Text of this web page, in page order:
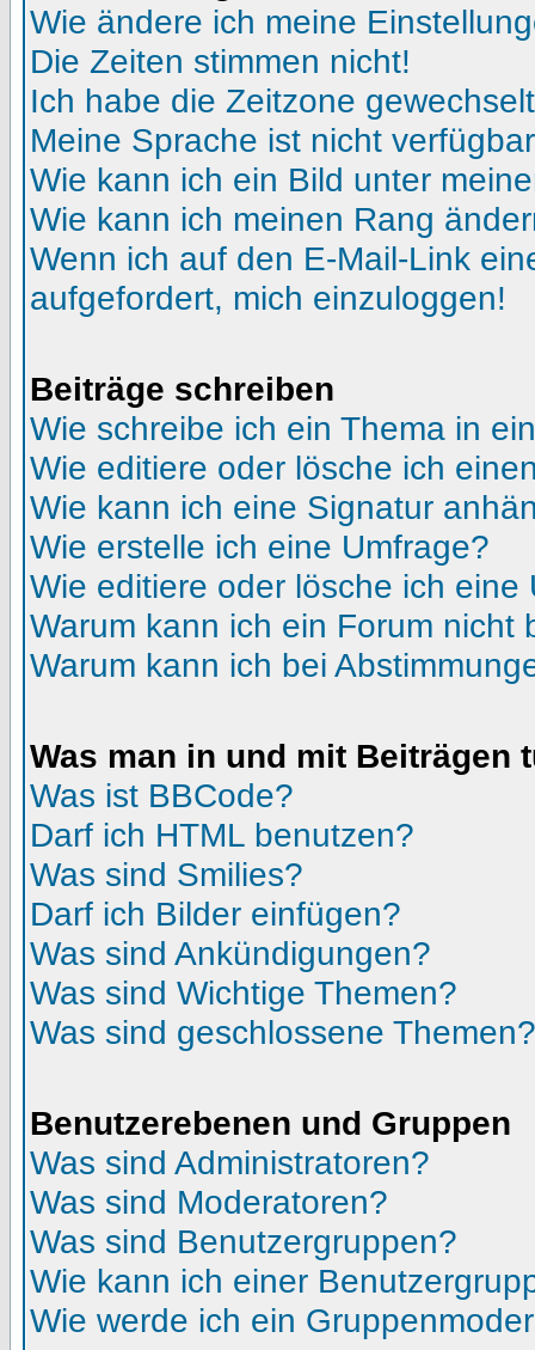
Wie ändere ich meine
Die Zeiten stimmen nicht!
Ich habe die Zeitzone
Meine Sprache ist nicht
Wie kann ich ein Bild unter
Wie kann ich meinen Rang
Wenn ich auf den E-Mail-Link
aufgefordert, mich einzuloggen!
Beiträge schreiben
Wie schreibe ich ein Thema in
Wie editiere oder lösche ich
Wie kann ich eine Signatur
Wie erstelle ich eine Umfrage?
Wie editiere oder lösche ich eine
Warum kann ich ein Forum nicht
Warum kann ich bei
Was man in und mit Beiträgen
Was ist BBCode?
Darf ich HTML benutzen?
Was sind Smilies?
Darf ich Bilder einfügen?
Was sind Ankündigungen?
Was sind Wichtige Themen?
Was sind geschlossene Themen?
Benutzerebenen und Gruppen
Was sind Administratoren?
Was sind Moderatoren?
Was sind Benutzergruppen?
Wie kann ich einer
Wie werde ich ein